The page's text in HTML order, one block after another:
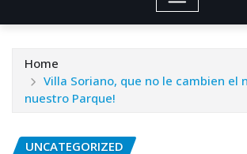
Home
Villa Soriano, que no le cambien el
nuestro Parque!
UNCATEGORIZED